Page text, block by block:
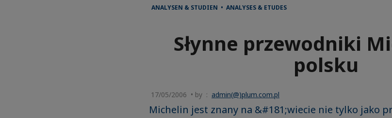
ANALYSEN & STUDIEN • ANALYSES & ETUDES
Słynne przewodniki
polsku
17/05/2006 • by : admin(@)plum.com.pl
Michelin jest znany na &#181;wiecie nie tylko jako